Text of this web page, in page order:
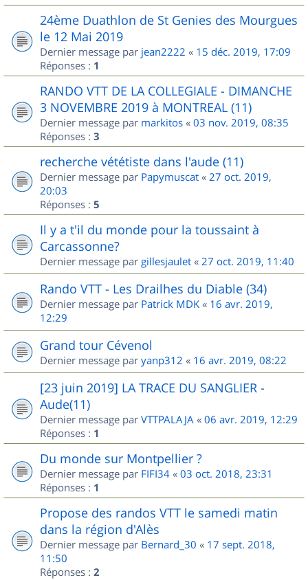
24ème Duathlon de St Genies des Mourgues
le 12 Mai 2019
Dernier message par jean2222 « 15 déc. 2019, 17:09
Réponses : 1
RANDO VTT DE LA COLLEGIALE - DIMANCHE
3 NOVEMBRE 2019 à MONTREAL (11)
Dernier message par markitos « 03 nov. 2019, 08:35
Réponses : 3
recherche vététiste dans l'aude (11)
Dernier message par Papymuscat « 27 oct. 2019,
20:03
Réponses : 5
Il y a t'il du monde pour la toussaint à
Carcassonne?
Dernier message par gillesjaulet « 27 oct. 2019, 11:40
Rando VTT - Les Drailhes du Diable (34)
Dernier message par Patrick MDK « 16 avr. 2019,
12:29
Grand tour Cévenol
Dernier message par yanp312 « 16 avr. 2019, 08:22
[23 juin 2019] LA TRACE DU SANGLIER -
Aude(11)
Dernier message par VTTPALAJA « 06 avr. 2019, 12:29
Réponses : 1
Du monde sur Montpellier ?
Dernier message par FIFI34 « 03 oct. 2018, 23:31
Réponses : 1
Propose des randos VTT le samedi matin
dans la région d'Alès
Dernier message par Bernard_30 « 17 sept. 2018,
11:50
Réponses : 2